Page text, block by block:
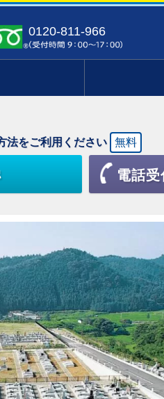
0120-811-966
法をご利用ください 無料
電話受